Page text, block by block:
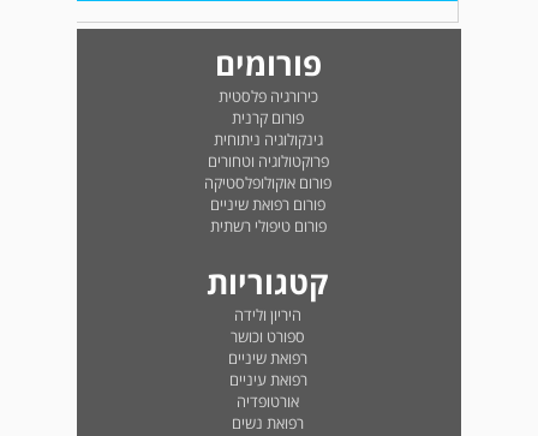
פורומים
כירורגיה פלסטית
פורום קרנית
גינקולוגיה ניתוחית
פרוקטולוגיה וטחורים
פורום אוקולופלסטיקה
פורום רפואת שיניים
פורום טיפולי רשתית
קטגוריות
היריון ולידה
ספורט וכושר
רפואת שיניים
רפואת עיניים
אורטופדיה
רפואת נשים